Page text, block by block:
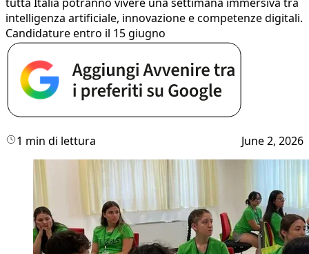
intelligenza artificiale, innovazione e competenze digitali.
Candidature entro il 15 giugno
1 min di lettura June 2, 2026